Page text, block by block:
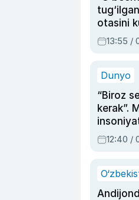
otasini
dublyaj
13:55 /
Dunyo
“Biroz
kerak”.
olmay
12:40 /